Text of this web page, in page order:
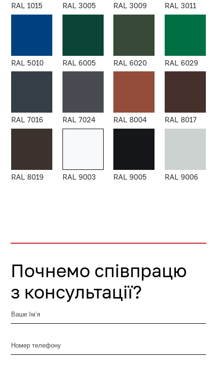
RAL 1015 RAL 3005 RAL 3009 RAL 3011
RAL 5010 RAL 6005 RAL 6020 RAL 6029
RAL 7016 RAL 7024 RAL 8004 RAL 8017
RAL 8019 RAL 9003 RAL 9005 RAL 9006
Почнемо співпрацю
з консультації?